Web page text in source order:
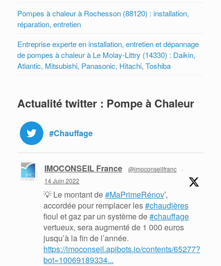
Pompes à chaleur à Rochesson (88120) : installation,
réparation, entretien
Entreprise experte en installation, entretien et dépannage
de pompes à chaleur à Le Molay-Littry (14330) : Daikin,
Atlantic, Mitsubishi, Panasonic, Hitachi, Toshiba
Actualité twitter : Pompe à Chaleur
#Chauffage
IMOCONSEIL France @imoconseilfranc
·
14 Juin 2022
💡 Le montant de#MaPrimeRénov’,
accordée pour remplacer les#chaudières
fioul et gaz par un système de#chauffage
vertueux, sera augmenté de 1 000 euros
jusqu’à la fin de l’année.
https://imoconseil.apibots.io/contents/65277?
bot=10069189334...